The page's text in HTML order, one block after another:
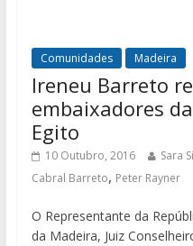
Comunidades Madeira
Ireneu Barreto
embaixadores
Egito
10 Outubro, 2016 Sara
Cabral Barreto, Peter Rayner
O Representante da
da Madeira, Juiz